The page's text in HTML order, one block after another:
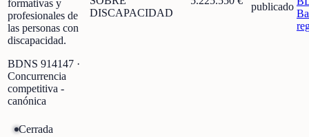
formativas y
profesionales de
las personas con
discapacidad.
BDNS 914147 ·
Concurrencia
competitiva -
canónica
DISCAPACIDAD
publicado
Cerrada